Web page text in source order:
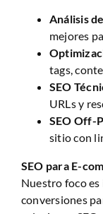
Análisis
mejores
tags,
SEO
URLs y
SEO Off-
sitio con
SEO para E-
Nuestro foco
conversiones